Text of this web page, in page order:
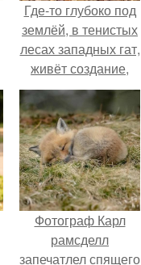
Где-то глубоко под
землёй, в тенистых
лесах западных гат,
живёт создание,
которое почти никто
не видит.
Фотограф Карл
рамсделл
запечатлел спящего